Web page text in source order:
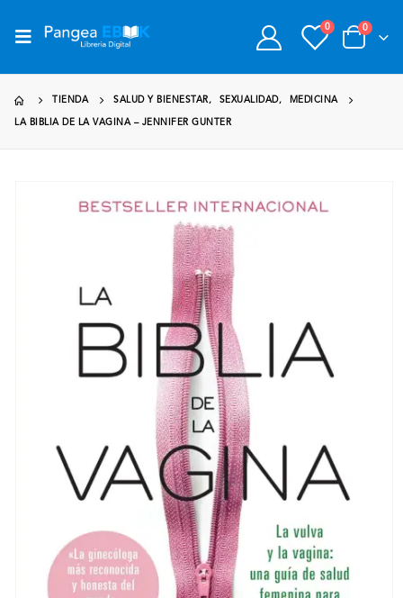
0 0
TIENDA SALUD Y BIENESTAR , SEXUALIDAD, MEDICINA
LA BIBLIA DE LA VAGINA – JENNIFER GUNTER